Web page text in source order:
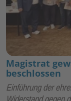
Magistrat
beschlossen
Einführung der
Widerstand gegen